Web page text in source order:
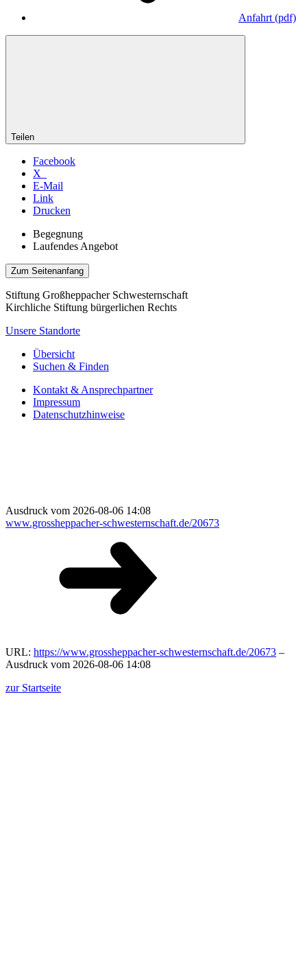
Anfahrt(pdf)
Teilen
Facebook
X
E-Mail
Link
Drucken
Begegnung
Laufendes Angebot
Zum Seitenanfang
Stiftung Großheppacher Schwesternschaft
Kirchliche Stiftung bürgerlichen Rechts
Unsere Standorte
Übersicht
Suchen & Finden
Kontakt & Ansprechpartner
Impressum
Datenschutzhinweise
Ausdruck vom 2026-08-06 14:08
www.grossheppacher-schwesternschaft.de/20673
URL: https://www.grossheppacher-schwesternschaft.de/20673 –
Ausdruck vom 2026-08-06 14:08
zur Startseite